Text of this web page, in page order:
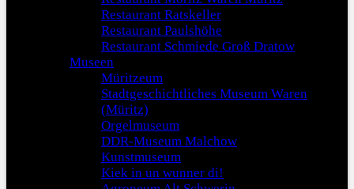
Restaurant Ratskeller
Restaurant Paulshöhe
Restaurant Schmiede Groß Dratow
Museen
Müritzeum
Stadtgeschichtliches Museum Waren
(Müritz)
Orgelmuseum
DDR-Museum Malchow
Kunstmuseum
Kiek in un wunner di!